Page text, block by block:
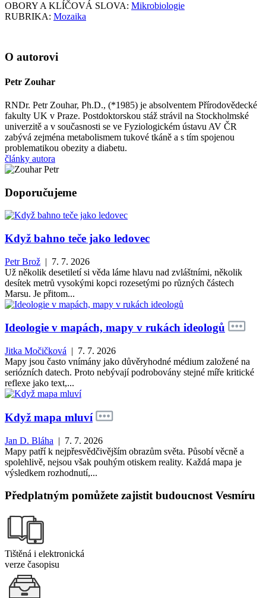
OBORY A KLÍČOVÁ SLOVA: Mikrobiologie
RUBRIKA: Mozaika
O autorovi
Petr Zouhar
RNDr. Petr Zouhar, Ph.D., (*1985) je absolventem Přírodovědecké
fakulty UK v Praze. Postdoktorskou stáž strávil na Stockholmské
univerzitě a v současnosti se ve Fyziologickém ústavu AV ČR
zabývá zejména metabolismem tukové tkáně a s tím spojenou
problematikou obezity a diabetu.
články autora
Doporučujeme
Když bahno teče jako ledovec
Petr Brož | 7. 7. 2026
Už několik desetiletí si věda láme hlavu nad zvláštními, několik
desítek metrů vysokými kopci rozesetými po různých částech
Marsu. Je přitom...
Ideologie v mapách, mapy v rukách ideologů
Jitka Močičková | 7. 7. 2026
Mapy jsou často vnímány jako důvěryhodné médium založené na
seriózních datech. Proto nebývají podrobovány stejné míře kritické
reflexe jako text,...
Když mapa mluví
Jan D. Bláha | 7. 7. 2026
Mapy patří k nejpřesvědčivějším obrazům světa. Působí věcně a
spolehlivě, nejsou však pouhým otiskem reality. Každá mapa je
výsledkem rozhodnutí,...
Předplatným pomůžete zajistit budoucnost Vesmíru
Tištěná i elektronická
verze časopisu